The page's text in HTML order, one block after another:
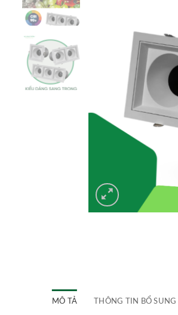
MÔ TẢ THÔNG TIN BỔ SUNG